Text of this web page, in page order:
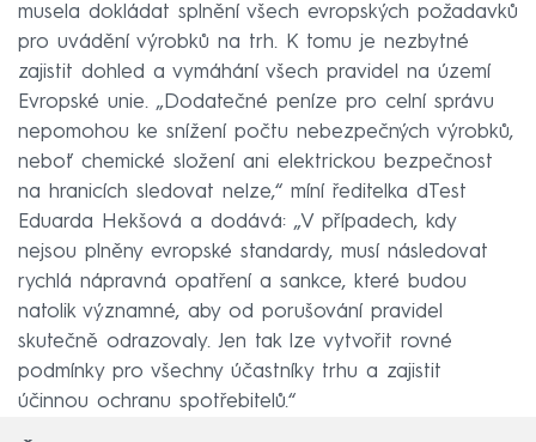
musela dokládat splnění všech evropských požadavků
pro uvádění výrobků na trh. K tomu je nezbytné
zajistit dohled a vymáhání všech pravidel na území
Evropské unie. „Dodatečné peníze pro celní správu
nepomohou ke snížení počtu nebezpečných výrobků,
neboť chemické složení ani elektrickou bezpečnost
na hranicích sledovat nelze,“ míní ředitelka dTest
Eduarda Hekšová a dodává: „V případech, kdy
nejsou plněny evropské standardy, musí následovat
rychlá nápravná opatření a sankce, které budou
natolik významné, aby od porušování pravidel
skutečně odrazovaly. Jen tak lze vytvořit rovné
podmínky pro všechny účastníky trhu a zajistit
účinnou ochranu spotřebitelů.“